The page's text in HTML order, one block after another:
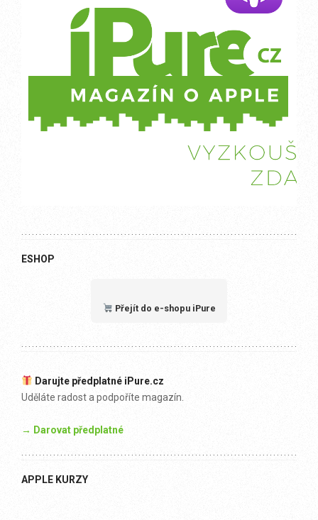
ESHOP
Přejít do e-shopu iPure
Darujte předplatné iPure.cz
Uděláte radost a podpoříte magazín.
→ Darovat předplatné
APPLE KURZY